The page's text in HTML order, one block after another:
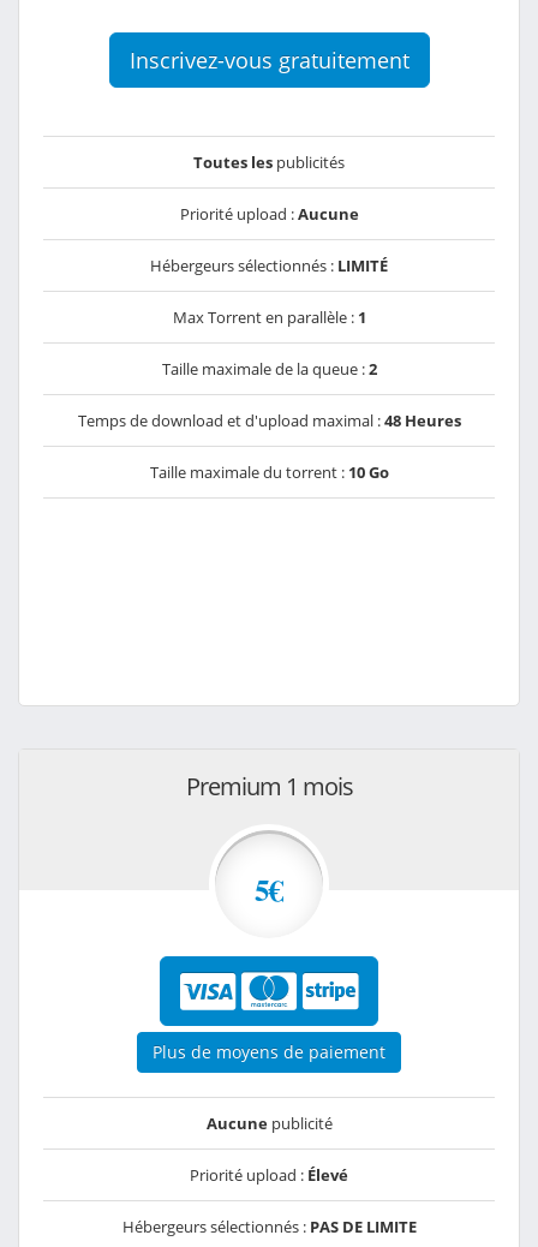
Inscrivez-vous gratuitement
Toutes les publicités
Priorité upload :Aucune
Hébergeurs sélectionnés : LIMITÉ
Max Torrent en parallèle : 1
Taille maximale de la queue :2
Temps de download et d'upload maximal :48 Heures
Taille maximale du torrent : 10 Go
Premium 1 mois
5€
Plus de moyens de paiement
Aucunepublicité
Priorité upload : Élevé
Hébergeurs sélectionnés : PAS DE LIMITE